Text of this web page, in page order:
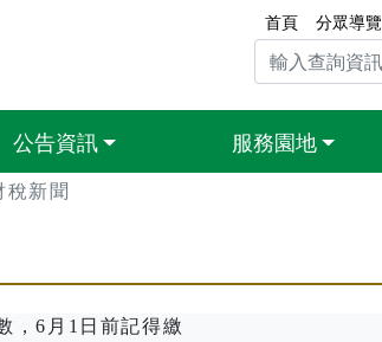
首頁 分眾導覽
公告資訊 服務園地
稅新聞
，6月1日前記得繳